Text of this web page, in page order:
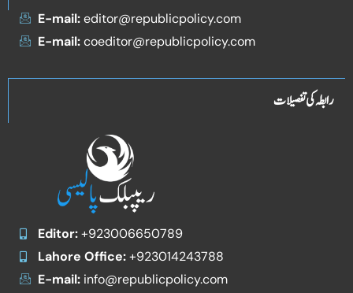
E-mail:editor@republicpolicy.com
E-mail:coeditor@republicpolicy.com
رابطہ کی تفصیلات
Editor:+923006650789
Lahore Office:+923014243788
E-mail:info@republicpolicy.com